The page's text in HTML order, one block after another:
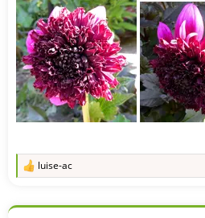
R
k
luise-ac